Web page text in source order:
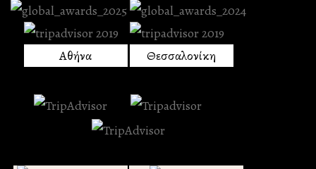
Αθήνα Θεσσαλονίκη